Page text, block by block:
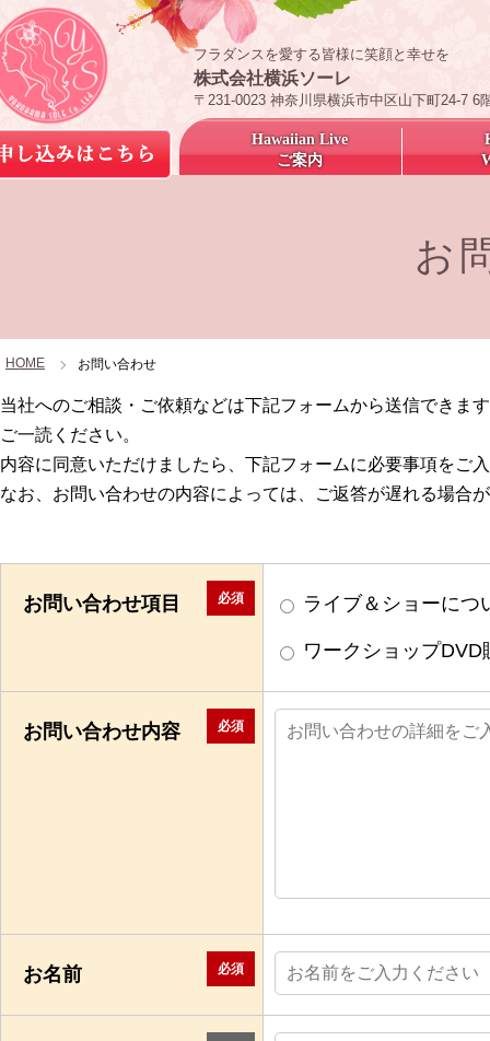
フラダンスを愛する皆様に笑顔と幸せを
株式会社横浜ソーレ
〒231-0023 神奈川県横浜市中区山下町24-7 6
Hawaiian Live
ご案内
お
HOME お問い合わせ
当社へのご相談・ご依頼などは下記フォームから送信できま
ご一読ください。
内容に同意いただけましたら、下記フォームに必要事項をご
なお、お問い合わせの内容によっては、ご返答が遅れる場合
必須
お問い合わせ項目 ライブ＆ショーにつ
ワークショップDVD
必須
お問い合わせ内容
必須
お名前